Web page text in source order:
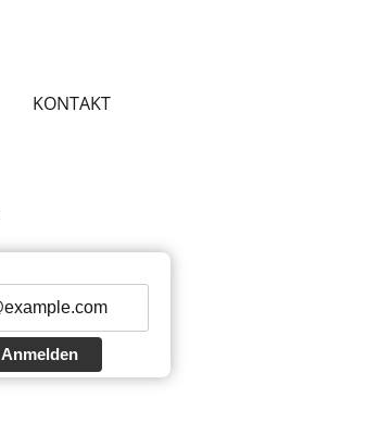
KONTAKT
Anmelden